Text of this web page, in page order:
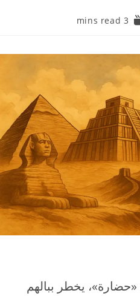
3 mins read
يخطر ببالهم